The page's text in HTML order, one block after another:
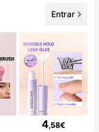
Entrar
4,58€